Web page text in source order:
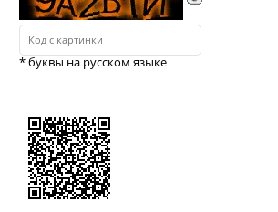
* буквы на русском языке